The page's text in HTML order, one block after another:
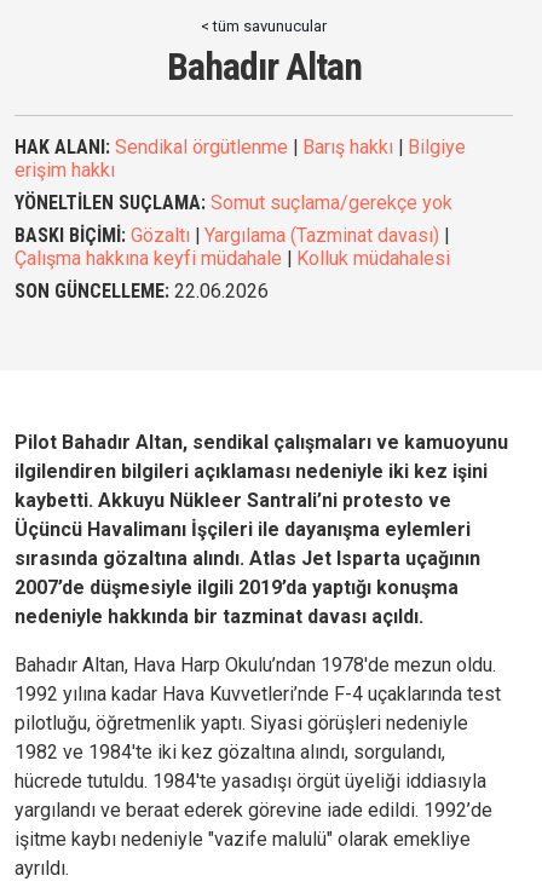
< tüm savunucular
Bahadır Altan
HAK ALANI: Sendikal örgütlenme Barış hakkı
Bilgiye
erişim hakkı
YÖNELTİLEN SUÇLAMA: Somut suçlama/gerekçe yok
BASKI BİÇİMİ: Gözaltı Yargılama (Tazminat davası)
Çalışma hakkına keyfi müdahale
Kolluk müdahalesi
SON GÜNCELLEME: 22.06.2026
Pilot Bahadır Altan, sendikal çalışmaları ve kamuoyunu
ilgilendiren bilgileri açıklaması nedeniyle iki kez işini
kaybetti. Akkuyu Nükleer Santrali’ni protesto ve
Üçüncü Havalimanı İşçileri ile dayanışma eylemleri
sırasında gözaltına alındı. Atlas Jet Isparta uçağının
2007’de düşmesiyle ilgili 2019’da yaptığı konuşma
nedeniyle hakkında bir tazminat davası açıldı.
Bahadır Altan, Hava Harp Okulu’ndan 1978'de mezun oldu.
1992 yılına kadar Hava Kuvvetleri’nde F-4 uçaklarında test
pilotluğu, öğretmenlik yaptı. Siyasi görüşleri nedeniyle
1982 ve 1984'te iki kez gözaltına alındı, sorgulandı,
hücrede tutuldu. 1984'te yasadışı örgüt üyeliği iddiasıyla
yargılandı ve beraat ederek görevine iade edildi. 1992’de
işitme kaybı nedeniyle "vazife malulü" olarak emekliye
ayrıldı.